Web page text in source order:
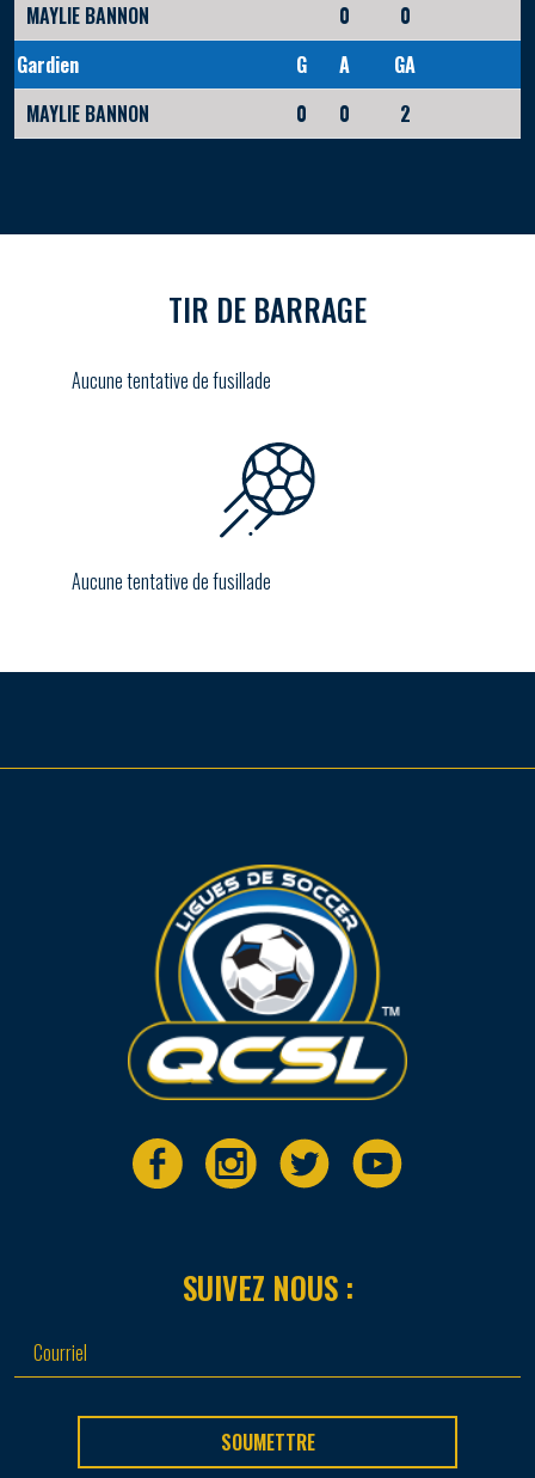
MAYLIE BANNON
0
0
Gardien
G A
GA
MAYLIE BANNON
0 0 2
TIR DE BARRAGE
Aucune tentative de fusillade
Aucune tentative de fusillade
SUIVEZ NOUS :
SOUMETTRE